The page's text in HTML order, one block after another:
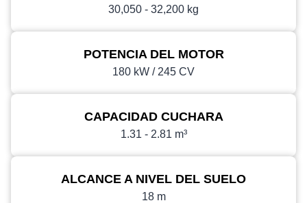
30,050 - 32,200 kg
POTENCIA DEL MOTOR
180 kW / 245 CV
CAPACIDAD CUCHARA
1.31 - 2.81 m³
ALCANCE A NIVEL DEL SUELO
18 m